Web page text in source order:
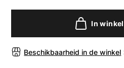
In
Beschikbaarheid in de winkel